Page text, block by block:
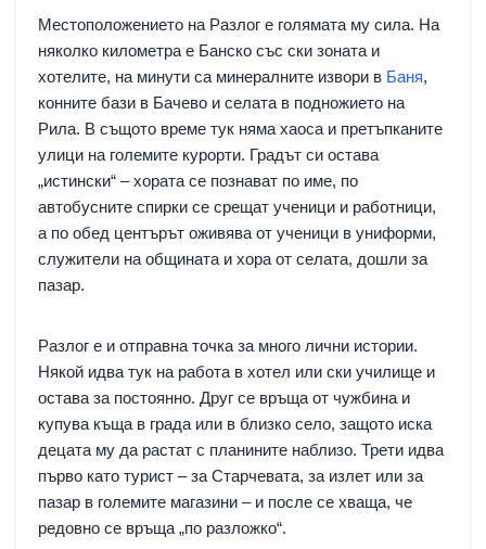
Местоположението на Разлог е голямата му сила. На
няколко километра е Банско със ски зоната и
хотелите, на минути са минералните извори в Баня,
конните бази в Бачево и селата в подножието на
Рила. В същото време тук няма хаоса и претъпканите
улици на големите курорти. Градът си остава
„истински“ – хората се познават по име, по
автобусните спирки се срещат ученици и работници,
а по обед центърът оживява от ученици в униформи,
служители на общината и хора от селата, дошли за
пазар.
Разлог е и отправна точка за много лични истории.
Някой идва тук на работа в хотел или ски училище и
остава за постоянно. Друг се връща от чужбина и
купува къща в града или в близко село, защото иска
децата му да растат с планините наблизо. Трети идва
първо като турист – за Старчевата, за излет или за
пазар в големите магазини – и после се хваща, че
редовно се връща „по разложко“.